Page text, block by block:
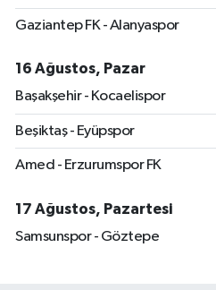
Gaziantep FK - Alanyaspor
16 Ağustos, Pazar
Başakşehir - Kocaelispor
Beşiktaş - Eyüpspor
Amed - Erzurumspor FK
17 Ağustos, Pazartesi
Samsunspor - Göztepe